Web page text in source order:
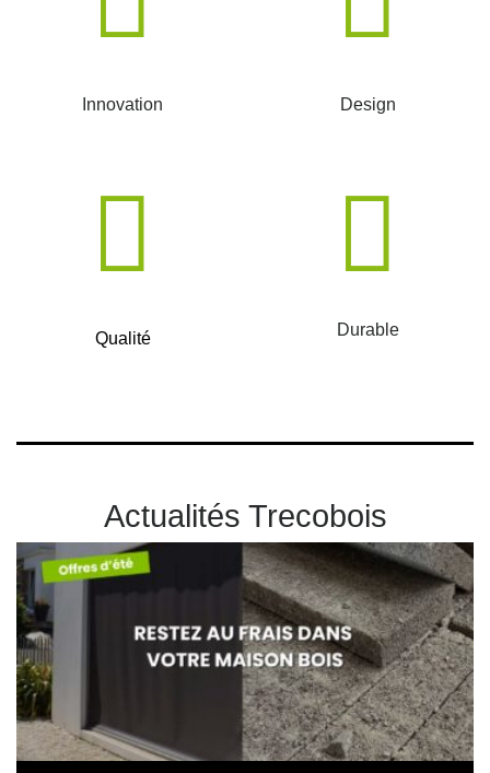
Innovation Design
Qualité Durable
Actualités Trecobois